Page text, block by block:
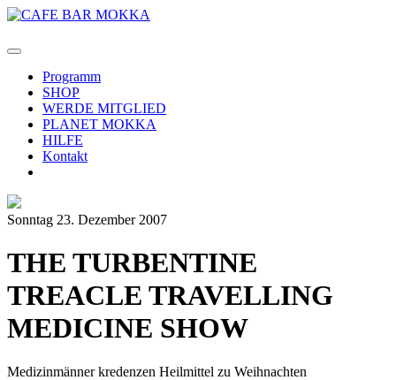
Programm
SHOP
WERDE MITGLIED
PLANET MOKKA
HILFE
Kontakt
Sonntag 23. Dezember 2007
THE TURBENTINE
TREACLE TRAVELLING
MEDICINE SHOW
Medizinmänner kredenzen Heilmittel zu Weihnachten